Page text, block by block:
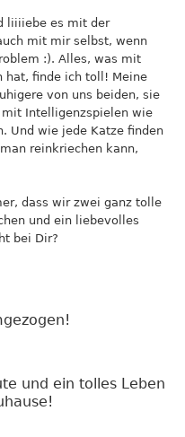
liiiiebe es mit der
mit mir selbst, wenn
:). Alles, was mit
hat, finde ich toll! Meine
von uns beiden, sie
Intelligenzspielen wie
Und wie jede Katze finden
reinkriechen kann,
dass wir zwei ganz tolle
und ein liebevolles
bei Dir?
und ein tolles Leben